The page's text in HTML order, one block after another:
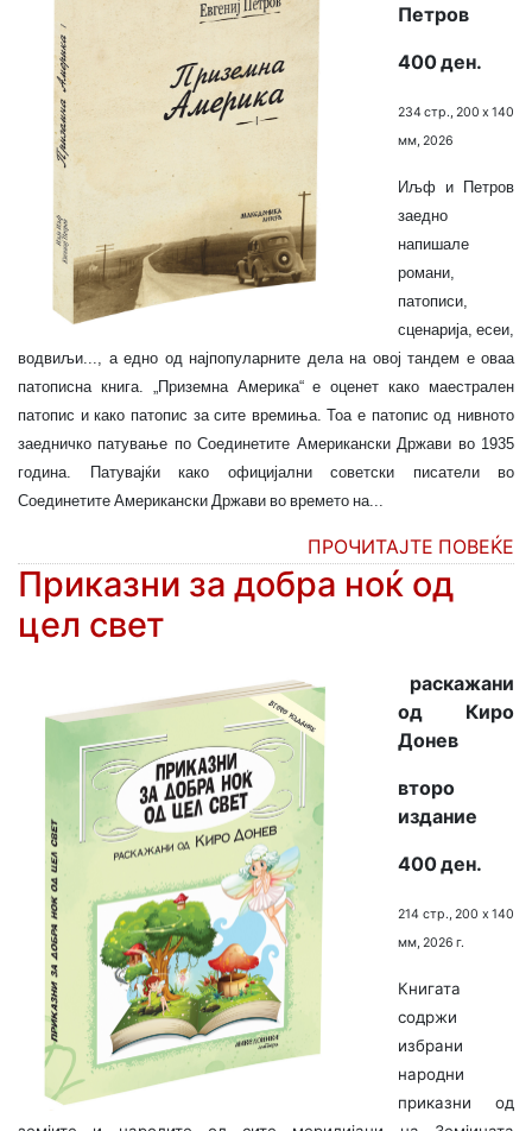
Петров
400 ден.
234 стр., 200 х 140
мм, 2026
Иљф и Петров
заедно
напишале
романи,
патописи,
сценарија, есеи,
водвиљи..., а едно од најпопуларните дела на овој тандем е оваа
патописна книга. „Приземна Америка“ е оценет како маестрален
патопис и како патопис за сите времиња. Тоа е патопис од нивното
заедничко патување по Соединетите Американски Држави во 1935
година. Патувајќи како официјални советски писатели во
Соединетите Американски Држави во времето на...
ПРОЧИТАЈТЕ ПОВЕЌЕ
Приказни за добра ноќ од
цел свет
раскажани
од Киро
Донев
второ
издание
400 ден.
214 стр., 200 х 140
мм, 2026 г.
Книгата
содржи
избрани
народни
приказни од